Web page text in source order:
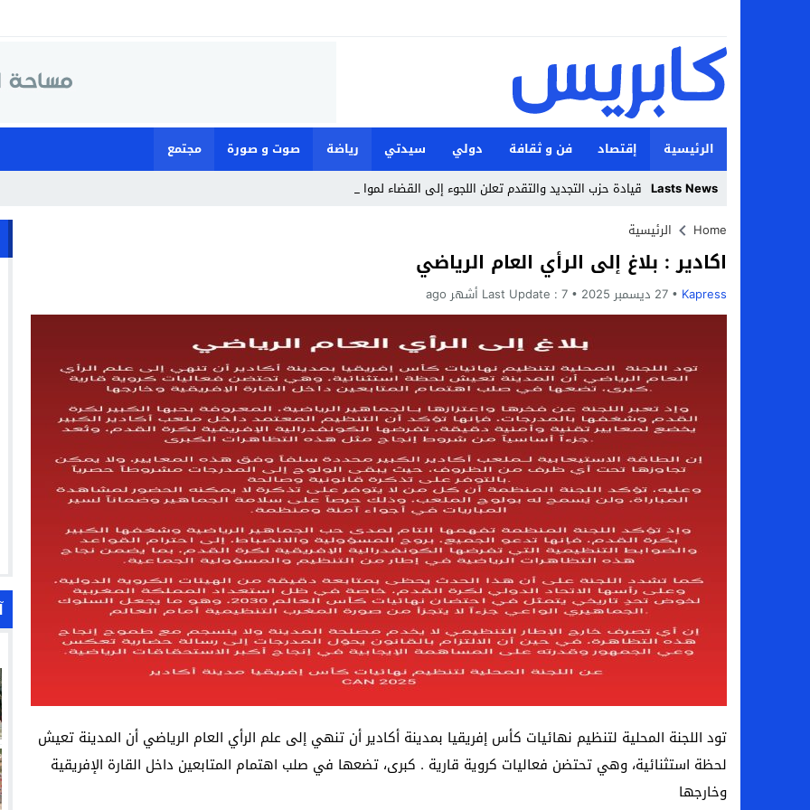
الرئيسية إقتصاد فن و ثقافة دولي سيدتي رياضة صوت و صورة
مجتمع
Lasts News قيادة حزب التجديد والتقدم تعلن اللجوء إلى القضاء لمواجهة ما وصفته بـ”ا_
Stop
Previous
Next
Home الرئيسية
اكادير : بلاغ إلى الرأي العام الرياضي
Kapress 27 ديسمبر 2025 Last Update : 7 أشهر ago
تود اللجنة المحلية لتنظيم نهائيات كأس إفريقيا بمدينة أكادير أن تنهي إلى علم الرأي العام الرياضي أن المدينة تعيش
لحظة استثنائية، وهي تحتضن فعاليات كروية قارية . كبرى، تضعها في صلب اهتمام المتابعين داخل القارة الإفريقية
وخارجها